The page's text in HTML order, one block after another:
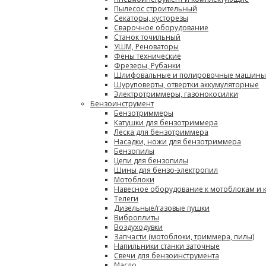
Пылесос строительный
Секаторы, кусторезы
Сварочное оборудование
Станок точильный
УШМ, Реноваторы
Фены технические
Фрезеры, Рубанки
Шлифовальные и полировочные машины
Шуруповерты, отвертки аккумуляторные
Электротриммеры, газонокосилки
Бензоинструмент
Бензотриммеры
Катушки для бензотриммера
Леска для бензотриммера
Насадки, ножи для бензотриммера
Бензопилы
Цепи для бензопилы
Шины для бензо-электропил
Мотоблоки
Навесное оборудование к мотоблокам и
Телеги
Дизельные/газовые пушки
Виброплиты
Воздуходувки
Запчасти (мотоблоки, триммера, пилы)
Напильники станки заточные
Свечи для бензоинструмента